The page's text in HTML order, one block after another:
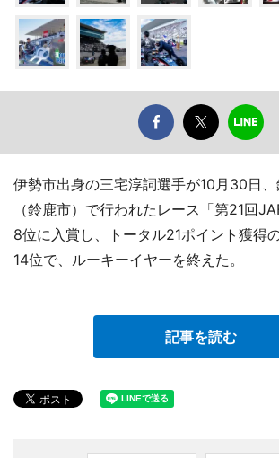
伊勢市出身の三宅淳詞選手が10月30日、
（鈴鹿市）で行われたレース「第21回
8位に入賞し、トータル21ポイント獲得
14位で、ルーキーイヤーを終えた。
記事を読む